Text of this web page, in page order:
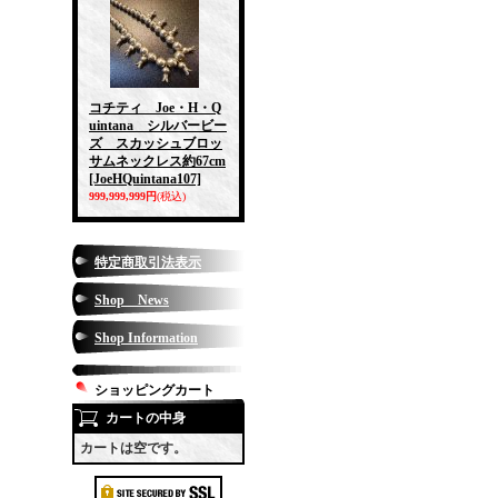
コチティ Joe・H・Q
uintana シルバービー
ズ スカッシュブロッ
サムネックレス約67cm
[JoeHQuintana107]
999,999,999円(税込)
特定商取引法表示
Shop News
Shop Information
ショッピングカート
カートの中身
カートは空です。